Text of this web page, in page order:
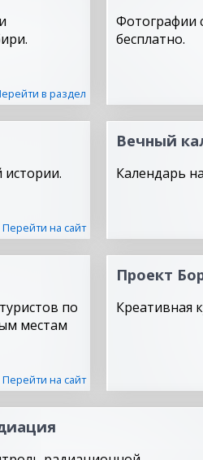
в раздел
Фотографии
бесплатно.
истории.
Перейти на сайт
Вечный
Календарь
по
местам
Перейти на сайт
Проект
Креативная